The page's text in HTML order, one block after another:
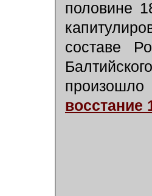
половине
составе
восстание